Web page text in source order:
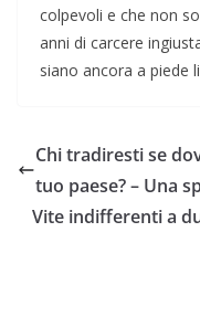
colpevoli e che non
anni di carcere
siano ancora a piede
Chi tradiresti se
tuo paese? – Una
Vite indifferenti a